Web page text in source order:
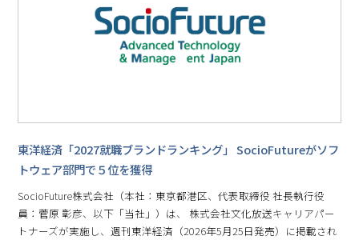
東洋経済「2027就職ブランドランキング」 SocioFutureがソフ
トウェア部門で５位を獲得
SocioFuture株式会社（本社：東京都港区、代表取締役 社長執行役
員：菅原 彰彦、以下「当社」）は、 株式会社文化放送キャリアパー
トナーズが実施し、週刊東洋経済（2026年5月25日発売）に掲載され